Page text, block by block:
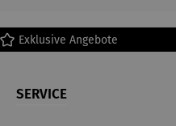
Exklusive Angebote
SERVICE